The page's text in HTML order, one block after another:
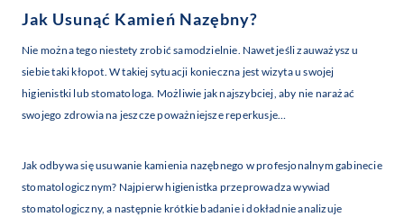
Jak Usunąć Kamień Nazębny?
Nie można tego niestety zrobić samodzielnie. Nawet jeśli zauważysz u
siebie taki kłopot. W takiej sytuacji konieczna jest wizyta u swojej
higienistki lub stomatologa. Możliwie jak najszybciej, aby nie narażać
swojego zdrowia na jeszcze poważniejsze reperkusje…
Jak odbywa się usuwanie kamienia nazębnego w profesjonalnym gabinecie
stomatologicznym? Najpierw higienistka przeprowadza wywiad
stomatologiczny, a następnie krótkie badanie i dokładnie analizuje